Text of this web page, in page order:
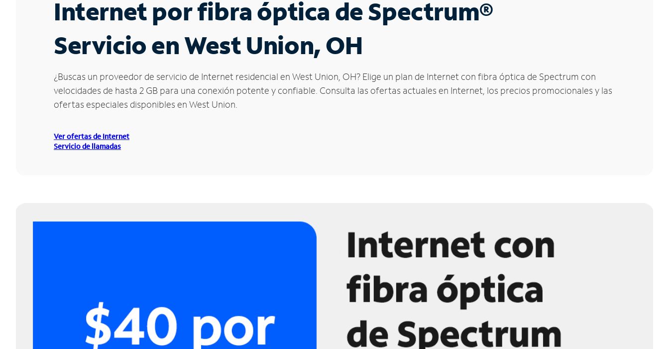
Internet por fibra óptica de Spectrum®
Servicio en West Union, OH
¿Buscas un proveedor de servicio de Internet residencial en West Union, OH? Elige un plan de Internet con fibra óptica de Spectrum con
velocidades de hasta 2 GB para una conexión potente y confiable. Consulta las ofertas actuales en Internet, los precios promocionales y las
ofertas especiales disponibles en West Union.
Ver ofertas de Internet
Servicio de llamadas